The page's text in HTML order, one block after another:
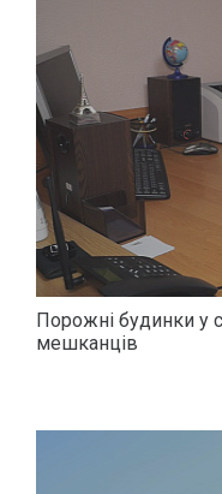
Порожні будинки у
мешканців